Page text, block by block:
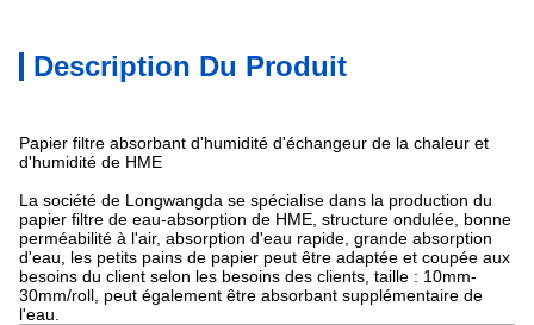
Description Du Produit
Papier filtre absorbant d'humidité d'échangeur de la chaleur et
d'humidité de HME
La société de Longwangda se spécialise dans la production du
papier filtre de eau-absorption de HME, structure ondulée, bonne
perméabilité à l'air, absorption d'eau rapide, grande absorption
d'eau, les petits pains de papier peut être adaptée et coupée aux
besoins du client selon les besoins des clients, taille : 10mm-
30mm/roll, peut également être absorbant supplémentaire de
l'eau.